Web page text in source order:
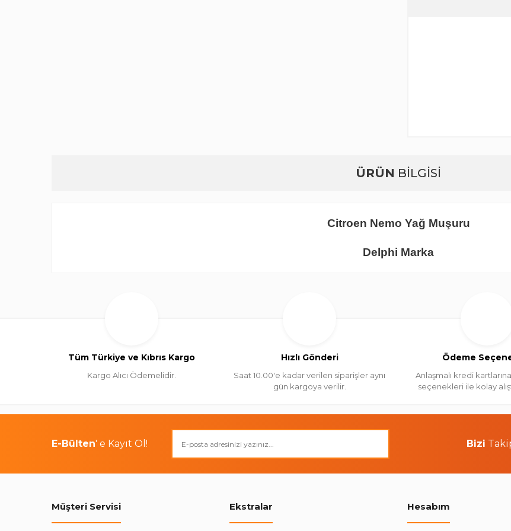
ÜRÜN BİLGİSİ
Citroen Nemo Yağ Muşuru
Delphi Marka
Tüm Türkiye ve Kıbrıs Kargo
Kargo Alıcı Ödemelidir.
Hızlı Gönderi
Saat 10.00'e kadar verilen siparişler aynı
gün kargoya verilir.
Ödeme
Anlaşmalı kredi
seçenekleri ile kolay
E-Bülten' e Kayıt Ol! Bizi
Müşteri Servisi Ekstralar Hesabım